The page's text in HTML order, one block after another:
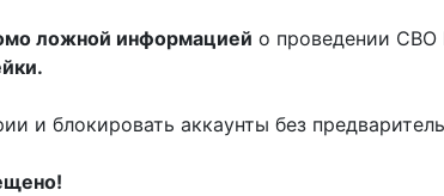
ложной информацией о проведении
и блокировать аккаунты без